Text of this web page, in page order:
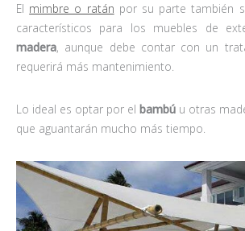
El mimbre o ratán por su parte también
característicos para los muebles de
madera, aunque debe contar con un
requerirá más mantenimiento.
Lo ideal es optar por el bambú u otras
que aguantarán mucho más tiempo.